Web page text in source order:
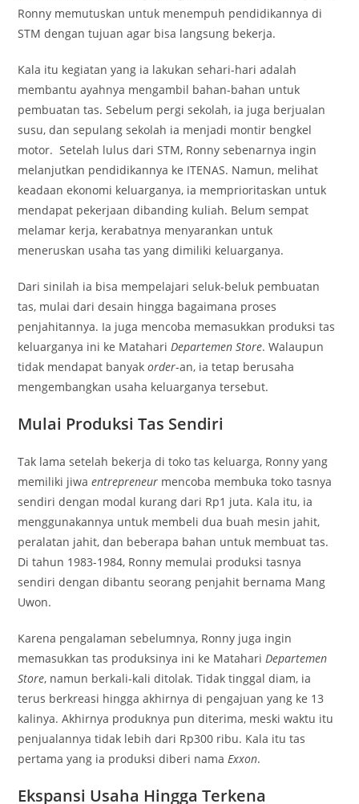
Ronny memutuskan untuk menempuh pendidikannya di
STM dengan tujuan agar bisa langsung bekerja.
Kala itu kegiatan yang ia lakukan sehari-hari adalah
membantu ayahnya mengambil bahan-bahan untuk
pembuatan tas. Sebelum pergi sekolah, ia juga berjualan
susu, dan sepulang sekolah ia menjadi montir bengkel
motor. Setelah lulus dari STM, Ronny sebenarnya ingin
melanjutkan pendidikannya ke ITENAS. Namun, melihat
keadaan ekonomi keluarganya, ia memprioritaskan untuk
mendapat pekerjaan dibanding kuliah. Belum sempat
melamar kerja, kerabatnya menyarankan untuk
meneruskan usaha tas yang dimiliki keluarganya.
Dari sinilah ia bisa mempelajari seluk-beluk pembuatan
tas, mulai dari desain hingga bagaimana proses
penjahitannya. Ia juga mencoba memasukkan produksi tas
keluarganya ini ke MatahariDepartemen Store. Walaupun
tidak mendapat banyakorder-an, ia tetap berusaha
mengembangkan usaha keluarganya tersebut.
Mulai Produksi Tas Sendiri
Tak lama setelah bekerja di toko tas keluarga, Ronny yang
memiliki jiwaentrepreneur mencoba membuka toko tasnya
sendiri dengan modal kurang dari Rp1 juta. Kala itu, ia
menggunakannya untuk membeli dua buah mesin jahit,
peralatan jahit, dan beberapa bahan untuk membuat tas.
Di tahun 1983-1984, Ronny memulai produksi tasnya
sendiri dengan dibantu seorang penjahit bernama Mang
Uwon.
Karena pengalaman sebelumnya, Ronny juga ingin
memasukkan tas produksinya ini ke MatahariDepartemen
Store, namun berkali-kali ditolak. Tidak tinggal diam, ia
terus berkreasi hingga akhirnya di pengajuan yang ke 13
kalinya. Akhirnya produknya pun diterima, meski waktu itu
penjualannya tidak lebih dari Rp300 ribu. Kala itu tas
pertama yang ia produksi diberi namaExxon.
Ekspansi Usaha Hingga Terkena